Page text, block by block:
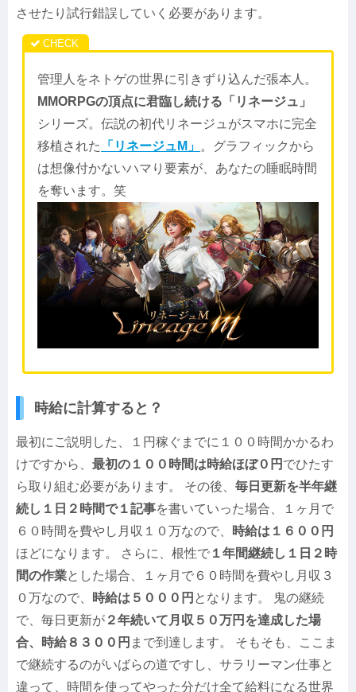
させたり試行錯誤していく必要があります。
管理人をネトゲの世界に引きずり込んだ張本人。
MMORPGの頂点に君臨し続ける「リネージュ」
シリーズ。伝説の初代リネージュがスマホに完全
移植された
「リネージュM」 。グラフィックから
は想像付かないハマり要素が、あなたの睡眠時間
を奪います。笑
時給に計算すると？
最初にご説明した、１円稼ぐまでに１００時間かかるわ
けですから、 最初の１００時間は時給ほぼ０円 でひたす
ら取り組む必要があります。 その後、 毎日更新を半年継
続し１日２時間で１記事を書いていった場合、１ヶ月で
６０時間を費やし月収１０万なので、
時給は１６００円
ほどになります。 さらに、根性で １年間継続し１日２時
間の作業とした場合、１ヶ月で６０時間を費やし月収３
０万なので、
時給は５０００円 となります。 鬼の継続
で、毎日更新が ２年続いて月収５０万円を達成した場
合、時給８３００円 まで到達します。 そもそも、ここま
で継続するのがいばらの道ですし、サラリーマン仕事と
違って、時間を使ってやった分だけ全て給料になる世界